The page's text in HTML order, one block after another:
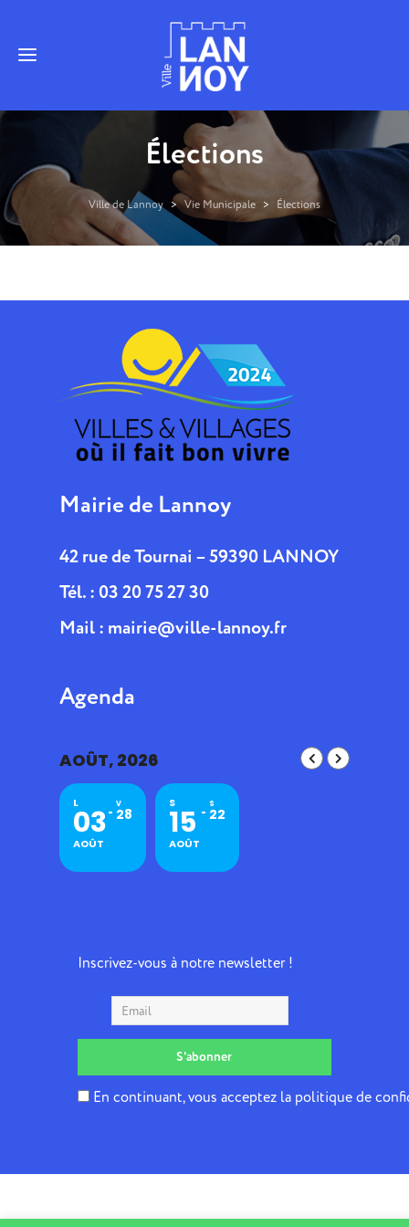
Élections
Ville de Lannoy > Vie Municipale > Élections
Mairie de Lannoy
42 rue de Tournai – 59390 LANNOY
Tél. : 03 20 75 27 30
Mail : mairie@ville-lannoy.fr
Agenda
AOÛT, 2026
L
03
AOÛT
V
28
S
15
AOÛT
S
22
Inscrivez-vous à notre newsletter !
En continuant, vous acceptez la politique de